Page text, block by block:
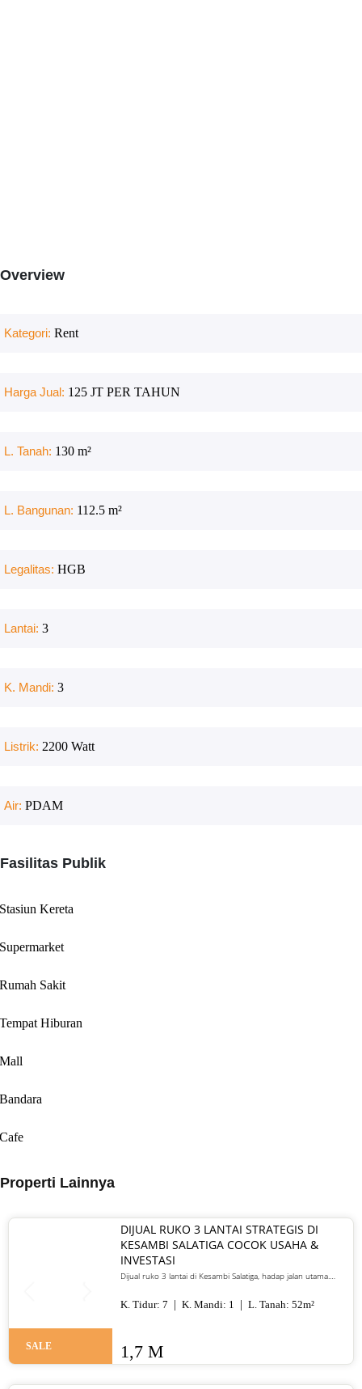
Overview
Kategori: Rent
Harga Jual: 125 JT PER TAHUN
L. Tanah: 130 m²
L. Bangunan: 112.5 m²
Legalitas: HGB
Lantai: 3
K. Mandi: 3
Listrik: 2200 Watt
Air: PDAM
Fasilitas Publik
Stasiun Kereta
Supermarket
Rumah Sakit
Tempat Hiburan
Mall
Bandara
Cafe
Properti Lainnya
SALE
DIJUAL RUKO 3 LANTAI STRATEGIS DI
KESAMBI SALATIGA COCOK USAHA &
INVESTASI
Dijual ruko 3 lantai di Kesambi Salatiga, hadap jalan utama.
nego.
K. Tidur: 7 K. Mandi: 1 L. Tanah: 52m²
1,7 M